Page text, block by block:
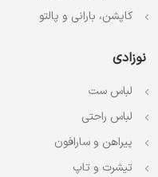
کاپشن، بارانی و پالتو
نوزادی
لباس ست
لباس راحتی
پیراهن و سارافون
تیشرت و تاپ